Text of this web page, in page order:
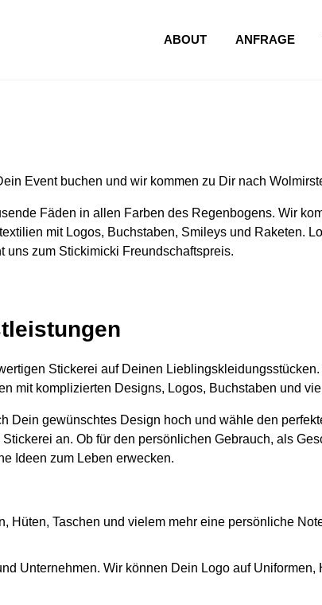
ABOUT ANFRAGE
Event buchen und wir kommen zu Dir nach
Fäden in allen Farben des Regenbogens. Wir
mit Logos, Buchstaben, Smileys und Raketen.
uns zum Stickimicki Freundschaftspreis.
Stickerei auf Deinen
mit komplizierten Designs, Logos, Buchstaben und
Dein gewünschtes Design hoch und wähle den
an. Ob für den persönlichen Gebrauch, als
Ideen zum Leben erwecken.
Hüten, Taschen und vielem mehr eine persönliche
Unternehmen. Wir können Dein Logo auf